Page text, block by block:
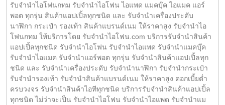
รับจำนำไอโฟนกทม รับจำนำไอโฟน ไอแพด แมคบุ๊ค ไอแมค แอร์
พอต ทุกรุ่น สินค้าแอปเปิ้ลทุกชนิด และ รับจำนำเครื่องประดับ
นาฬิกา กระเป๋า รองเท้า สินค้าแบรนด์เนม ให้ราคาสูง รับจำนำไอ
โฟนกทม ให้บริการโดย รับจํานําไอโฟน.com บริการรับจำนำสินค้า
แอปเปิ้ลทุกชนิด รับจำนำไอโฟน รับจำนำไอแพด รับจำนำแมคบุ๊ค
รับจำนำไอแมค รับจำนำแอร์พอต ทุกรุ่น รับจำนำสินค้าแอปเปิ้ลทุก
ชนิด และ รับจำนำเครื่องประดับ รับจำนำนาฬิกา รับจำนำกระเป๋า
รับจำนำรองเท้า รับจำนำสินค้าแบรนด์เนม ให้ราคาสูง ดอกเบี้ยต่ำ
ครบวงจร รับจำนำสินค้าไอทีทุกชนิด บริการรับจำนำสินค้าแอปเปิ้ล
ทุกชนิด ไม่ว่าจะเป็น รับจำนำไอโฟน รับจำนำไอแพด รับจำนำแม